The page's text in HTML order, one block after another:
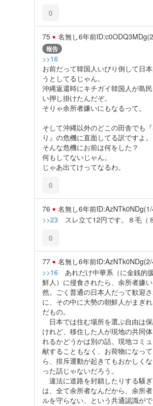
0
75 名無し6年前
報告
>>16
お前だって韓国人いびり倒して日
うとしてるじゃん。
沖縄返還時にキチガイ韓国人が島
い押し掛けたんだぞ。
そりゃ余所者嫌いにもなるって。
そして沖縄以外のどこの田舎でも
り』の危機に直面してる訳ですよ。
そんな危機にお前は何をした？
何もしてないじゃん。
じゃあ出てけってなるわ。
0
76 名無し6年前
>>23 スレ立て12円です。８毛（
0
77 名無し6年前
>>16 あれだけ中華系（に金銭的
鮮人）に侵食されたら、余所者嫌
然。ごく普通の日本人だって歓迎
に、その中に大勢の朝鮮人がまぎ
だもの。
日本では住む場所を選ぶ自由は
けれど、移住した人が現地の共同
れるかどうかは別の話。現地コミ
献することもなく、お荷物になっ
ら、排斥運動が起きてもおかしく
った話じゃないだろう。
違法に道路を封鎖したりする騒
は、全て余所者なんだから、余所
ルを守らない、という共通認識がで